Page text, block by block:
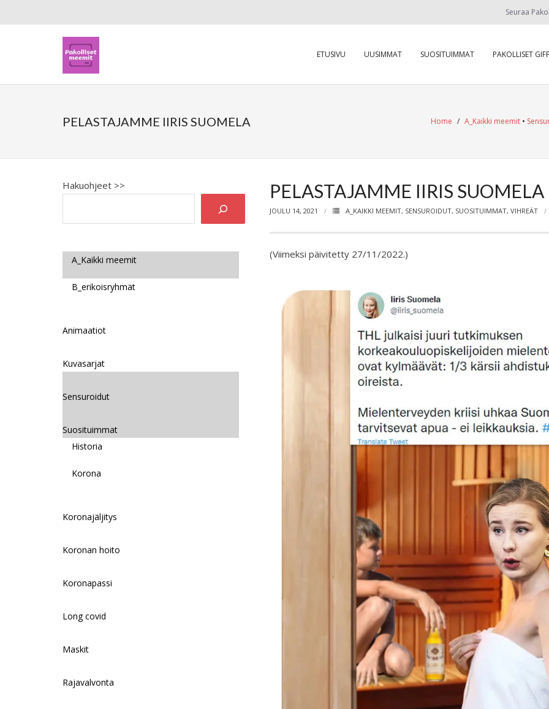
Seuraa
ETUSIVU UUSIMMAT SUOSITUIMMAT PAKOLLISET
PELASTAJAMME IIRIS SUOMELA Home / A_Kaikki meemit •
PELASTAJAMME IIRIS SUOMELA
JOULU 14, 2021 A_KAIKKI MEEMIT, SENSUROIDUT, SUOSITUIMMAT, VIHREÄT
(Viimeksi päivitetty 27/11/2022.)
Hakuohjeet >>
A_Kaikki meemit
B_erikoisryhmät
Animaatiot
Kuvasarjat
Sensuroidut
Suosituimmat
Historia
Korona
Koronajäljitys
Koronan hoito
Koronapassi
Long covid
Maskit
Rajavalvonta